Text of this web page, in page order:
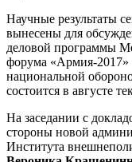
Научные результаты
вынесены для
деловой программы
форума «Армия-2017»
национальной
состоится в августе
На заседании с
стороны новой
Института